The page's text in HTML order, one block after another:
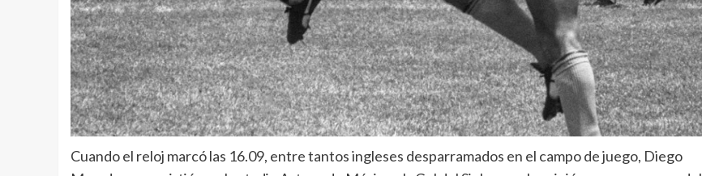
Cuando el reloj marcó las 16.09, entre tantos ingleses desparramados en el campo de juego, Diego